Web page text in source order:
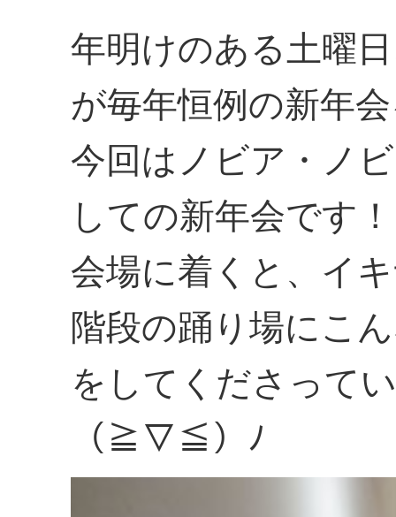
年明けのある土曜
が毎年恒例の新年
今回はノビア・ノ
しての新年会です！
会場に着くと、イ
階段の踊り場にこ
をしてくださって
（≧▽≦）ﾉ